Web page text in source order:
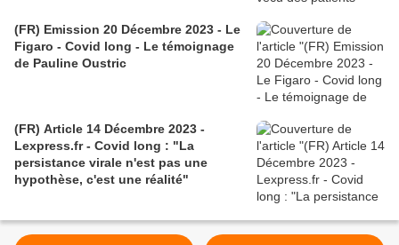
(FR) Emission 20 Décembre 2023 - Le
Figaro - Covid long - Le témoignage
de Pauline Oustric
(FR) Article 14 Décembre 2023 -
Lexpress.fr - Covid long : "La
persistance virale n'est pas une
hypothèse, c'est une réalité"